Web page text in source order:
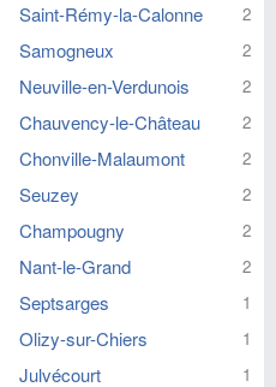
Saint-Rémy-la-Calonne 2
Samogneux 2
Neuville-en-Verdunois 2
Chauvency-le-Château 2
Chonville-Malaumont 2
Seuzey 2
Champougny 2
Nant-le-Grand 2
Septsarges 1
Olizy-sur-Chiers 1
Julvécourt 1